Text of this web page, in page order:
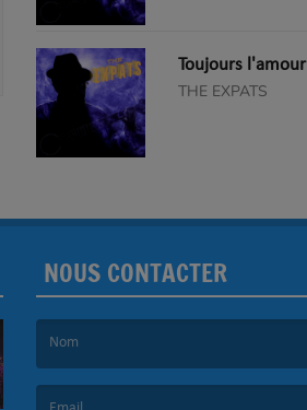
Toujours l'amour
THE EXPATS
NOUS CONTACTER